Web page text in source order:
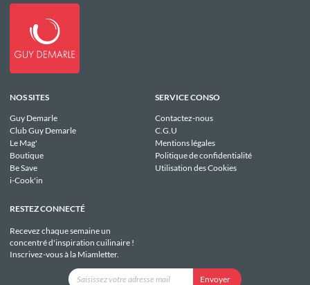
NOS SITES
Guy Demarle
Club Guy Demarle
Le Mag'
Boutique
Be Save
i-Cook'in
SERVICE CONSO
Contactez-nous
C.G.U
Mentions légales
Politique de confidentialité
Utilisation des Cookies
RESTEZ CONNECTÉ
Recevez chaque semaine un
concentré d'inspiration cuilinaire !
Inscrivez-vous à la Miamletter.